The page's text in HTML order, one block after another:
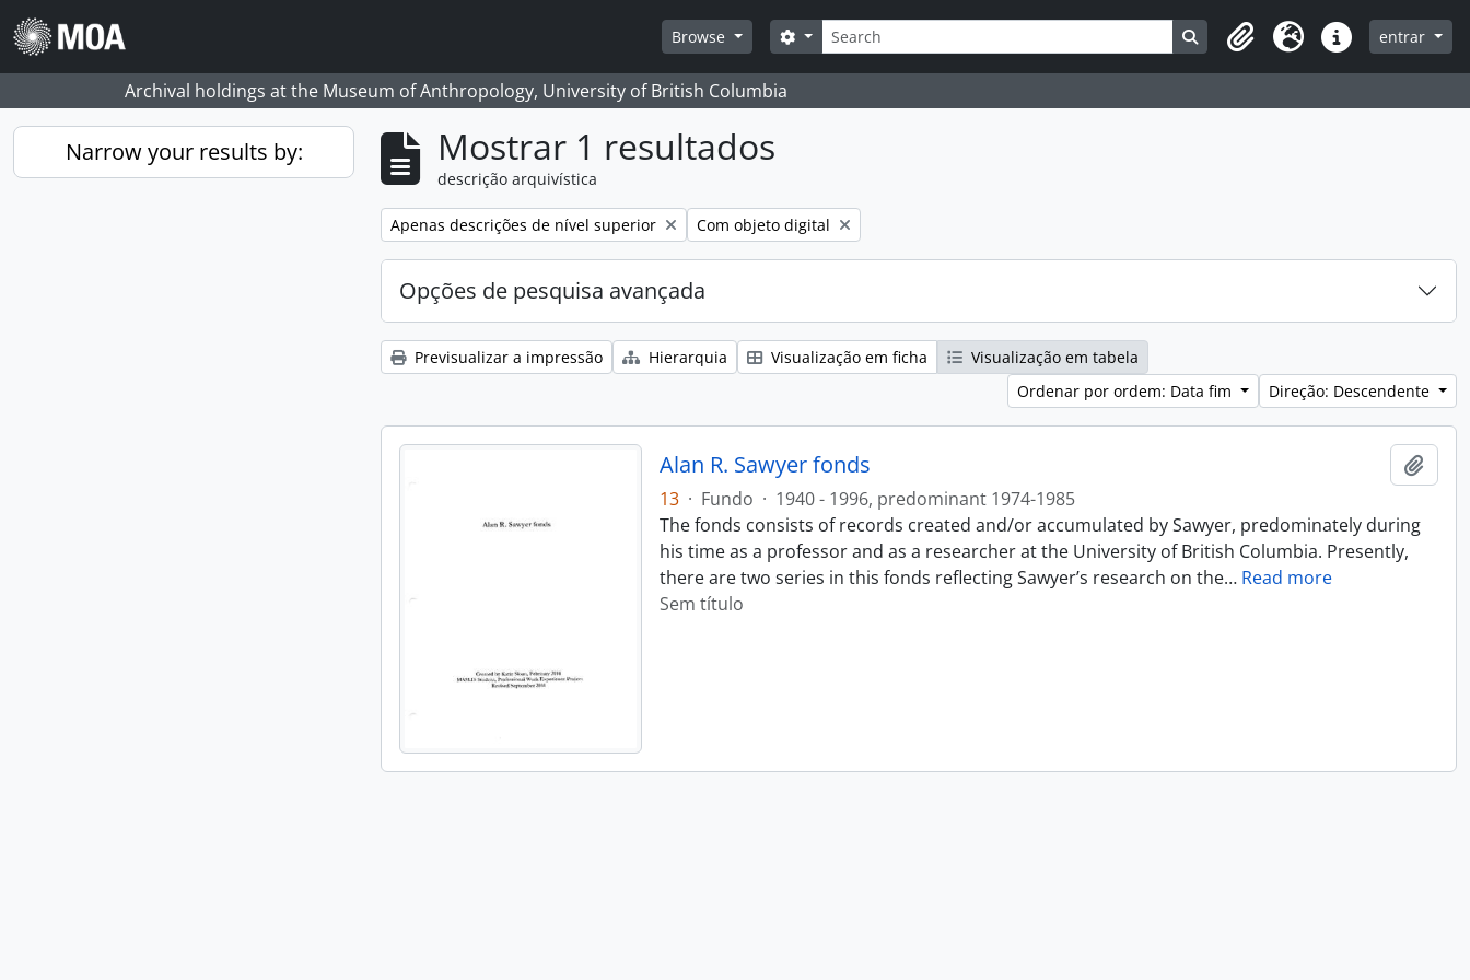
Skip to main content
Browse
Pesquisar
Search options Search in browse page
Clipboard
Idioma Ligações rápidas
entrar
Archival holdings at the Museum of Anthropology, University of British Columbia
Narrow your results by: Mostrar 1 resultados
descrição arquivística
Remove filter:
Apenas descrições de nível superior Remove filter:
Com objeto digital
Opções de pesquisa avançada
Previsualizar a impressão Hierarquia Visualização em ficha
Visualização em tabela
Ordenar por ordem: Data fim
Direção: Descendente
Alan R. Sawyer fonds
13 · Fundo · 1940 - 1996, predominant 1974-1985
The fonds consists of records created and/or accumulated by Sawyer, predominately during
his time as a professor and as a researcher at the University of British Columbia. Presently,
there are two series in this fonds reflecting Sawyer’s research on the… Read more
Sem título